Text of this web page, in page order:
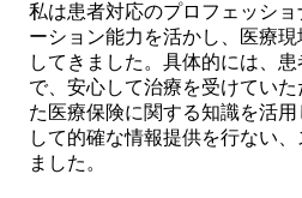
私は患者対応のプロフェッシ
ーション能力を活かし、医療
してきました。具体的には、
で、安心して治療を受けてい
た医療保険に関する知識を活
して的確な情報提供を行ない
ました。